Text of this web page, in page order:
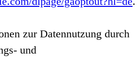
zur Datennutzung durch
und